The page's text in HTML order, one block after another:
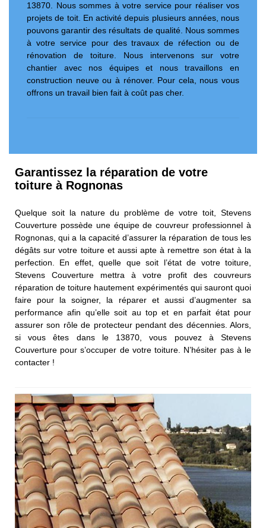
13870. Nous sommes à votre service pour réaliser vos
projets de toit. En activité depuis plusieurs années, nous
pouvons garantir des résultats de qualité. Nous sommes
à votre service pour des travaux de réfection ou de
rénovation de toiture. Nous intervenons sur votre
chantier avec nos équipes et nous travaillons en
construction neuve ou à rénover. Pour cela, nous vous
offrons un travail bien fait à coût pas cher.
Garantissez la réparation de votre
toiture à Rognonas
Quelque soit la nature du problème de votre toit, Stevens
Couverture possède une équipe de couvreur professionnel à
Rognonas, qui a la capacité d’assurer la réparation de tous les
dégâts sur votre toiture et aussi apte à remettre son état à la
perfection. En effet, quelle que soit l’état de votre toiture,
Stevens Couverture mettra à votre profit des couvreurs
réparation de toiture hautement expérimentés qui sauront quoi
faire pour la soigner, la réparer et aussi d’augmenter sa
performance afin qu’elle soit au top et en parfait état pour
assurer son rôle de protecteur pendant des décennies. Alors,
si vous êtes dans le 13870, vous pouvez à Stevens
Couverture pour s’occuper de votre toiture. N’hésiter pas à le
contacter !